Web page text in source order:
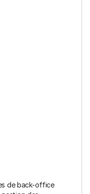
Refonte et conception des interfaces de back-office